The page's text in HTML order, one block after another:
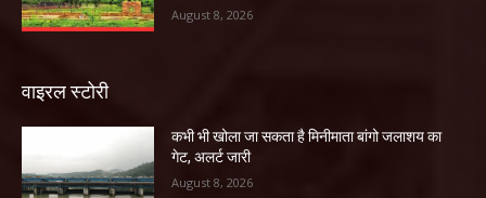
August 8, 2026
वाइरल स्टोरी
कभी भी खोला जा सकता है मिनीमाता बांगो जलाशय का
गेट, अलर्ट जारी
August 8, 2026